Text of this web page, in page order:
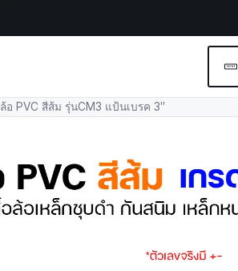
ล้อ PVC สีส้ม รุ่นCM3 แป้นเบรค 3″